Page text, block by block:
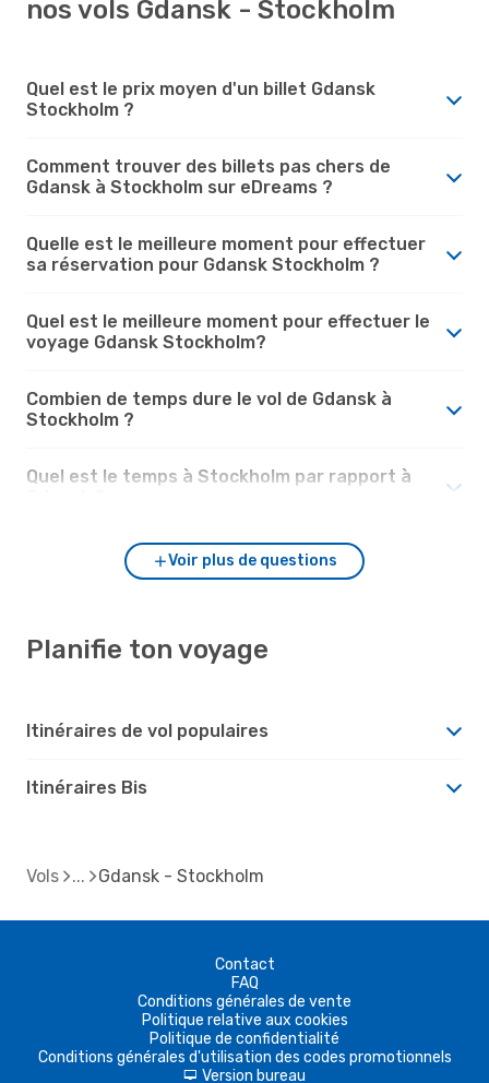
nos vols Gdansk - Stockholm
Quel est le prix moyen d'un billet Gdansk
Stockholm ?
Comment trouver des billets pas chers de
Gdansk à Stockholm sur eDreams ?
Quelle est le meilleure moment pour effectuer
sa réservation pour Gdansk Stockholm ?
Quel est le meilleure moment pour effectuer le
voyage Gdansk Stockholm?
Combien de temps dure le vol de Gdansk à
Stockholm ?
Quel est le temps à Stockholm par rapport à
Voir plus de questions
Planifie ton voyage
Itinéraires de vol populaires
Itinéraires Bis
Vols Gdansk - Stockholm
Contact
FAQ
Conditions générales de vente
Politique relative aux cookies
Politique de confidentialité
Conditions générales d'utilisation des codes promotionnels
d Version bureau